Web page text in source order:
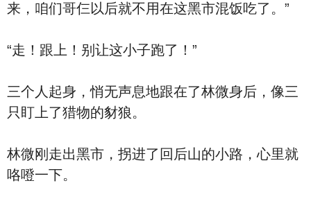
来，咱们哥仨以后就不用在这黑市混饭吃了。”
“走！跟上！别让这小子跑了！”
三个人起身，悄无声息地跟在了林微身后，像三
只盯上了猎物的豺狼。
林微刚走出黑市，拐进了回后山的小路，心里就
咯噔一下。